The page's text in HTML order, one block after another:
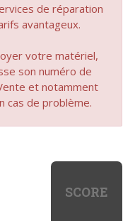
de réparation
avantageux.
votre matériel,
son numéro de
et notamment
cas de problème.
SCORE